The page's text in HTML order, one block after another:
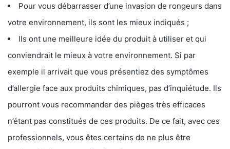
Pour vous débarrasser d’une invasion de rongeurs dans
votre environnement, ils sont les mieux indiqués ;
Ils ont une meilleure idée du produit à utiliser et qui
conviendrait le mieux à votre environnement. Si par
exemple il arrivait que vous présentiez des symptômes
d’allergie face aux produits chimiques, pas d’inquiétude. Ils
pourront vous recommander des pièges très efficaces
n’étant pas constitués de ces produits. De ce fait, avec ces
professionnels, vous êtes certains de ne plus être